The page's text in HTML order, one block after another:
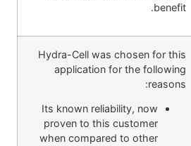
benefit.
Hydra-Cell was chosen for this
application for the following
reasons:
Its known reliability, now
proven to this customer
when compared to other